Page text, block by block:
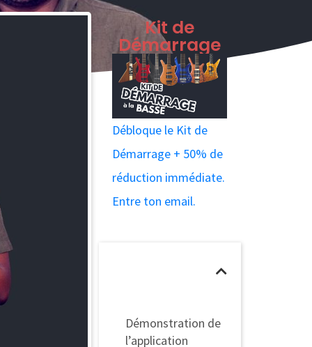
Démonstration de
l’application
Kit de
Démarrage
Débloque le Kit de
Démarrage + 50% de
réduction immédiate.
Entre ton email.